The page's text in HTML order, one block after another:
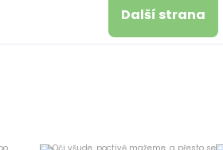
Další strana